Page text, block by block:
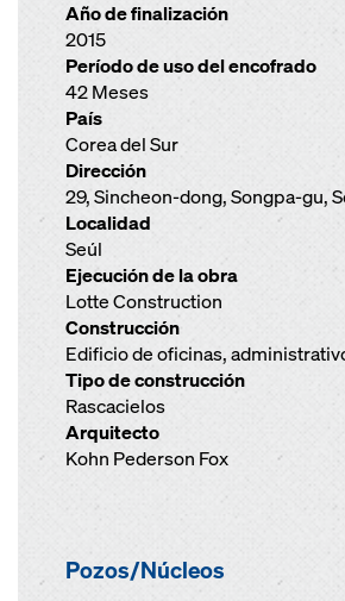
Año de finalización
2015
Período de uso del encofrado
42 Meses
País
Corea del Sur
Dirección
29, Sincheon-dong, Songpa-gu,
Localidad
Seúl
Ejecución de la obra
Lotte Construction
Construcción
Edificio de oficinas,
Tipo de construcción
Rascacielos
Arquitecto
Kohn Pederson Fox
Pozos/Núcleos